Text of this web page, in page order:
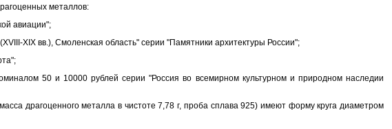
металлов:
авиации";
XIX вв.), Смоленская область" серии "Памятники архитектуры России";
50 и 10000 рублей серии "Россия во всемирном культурном и природном наследии
драгоценного металла в чистоте 7,78 г, проба сплава 925) имеют форму круга диаметром